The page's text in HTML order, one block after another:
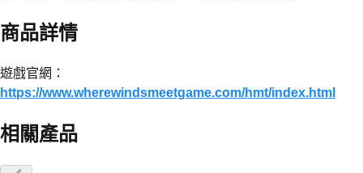
商品詳情
遊戲官網：
https://www.wherewindsmeetgame.com/hmt/index.html
相關產品